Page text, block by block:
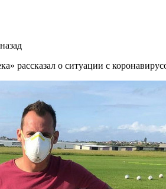
рассказал о ситуации с